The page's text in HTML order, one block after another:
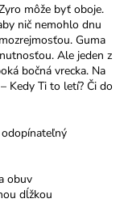
môže byť oboje.
nič nemohlo dnu
Guma
Ale jeden z
bočná vrecka. Na
Kedy Ti to letí? Či do
obuv
dĺžkou